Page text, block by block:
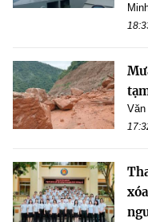
Văn